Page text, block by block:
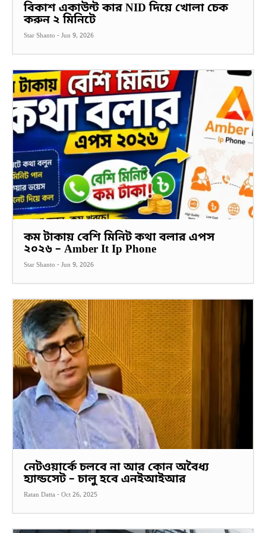
বিকাশ একাউন্ট কার NID দিয়ে খোলা চেক
করুন ২ মিনিটে
Star Shanto - Jun 9, 2026
কম টাকায় বেশি মিনিট কথা বলার এপস
২০২৬ – Amber It Ip Phone
Star Shanto - Jun 9, 2026
নেটওয়ার্কে চলবে না আর কোন অবৈধ্য
হ্যান্ডসেট – চালু হবে এনইআইআর
Ratan Datta - Oct 26, 2025